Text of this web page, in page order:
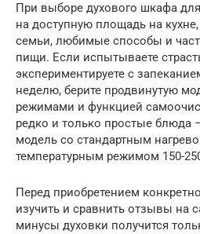
При выборе духового шкафа
на доступную площадь на
семьи, любимые способы и
пищи. Если испытываете
экспериментируете с
неделю, берите продвинутую
режимами и функцией
редко и только простые блюда
модель со стандартным
температурным режимом 150-
Перед приобретением
изучить и сравнить отзывы на
минусы духовки получится